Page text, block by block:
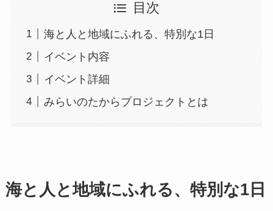
目次
海と人と地域にふれる、特別な1日
イベント内容
イベント詳細
みらいのたからプロジェクトとは
海と人と地域にふれる、特別な1日